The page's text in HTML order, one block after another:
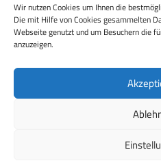
Wir nutzen Cookies um Ihnen die
Die mit Hilfe von Cookies gesammelten
Webseite genutzt und um Besuchern die
anzuzeigen.
Impressionen vom